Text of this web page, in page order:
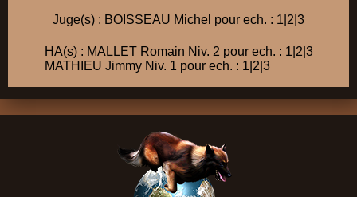
Juge(s) : BOISSEAU Michel pour ech. : 1|2|3
HA(s) : MALLET Romain Niv. 2 pour ech. : 1|2|3
MATHIEU Jimmy Niv. 1 pour ech. : 1|2|3